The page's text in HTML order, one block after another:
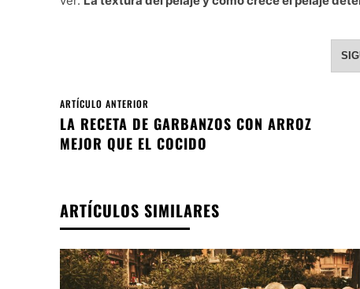
ARTÍCULO ANTERIOR
LA RECETA DE GARBANZOS CON ARROZ
MEJOR QUE EL COCIDO
ARTÍCULOS SIMILARES